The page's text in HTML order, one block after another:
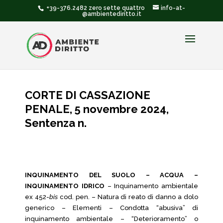
+39-376.2482 zero sette quattro
info-at-
@ambientediritto.it
CORTE DI CASSAZIONE
PENALE, 5 novembre 2024,
Sentenza n.
INQUINAMENTO DEL SUOLO – ACQUA –
INQUINAMENTO IDRICO – Inquinamento ambientale
ex 452-biscod. pen. – Natura di reato di danno a dolo
generico – Elementi – Condotta “abusiva” di
inquinamento ambientale – “Deterioramento” o